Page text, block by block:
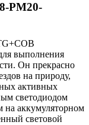
PM20-
выполнения
Он прекрасно
на природу,
активных
светодиодом
аккумуляторном
световой